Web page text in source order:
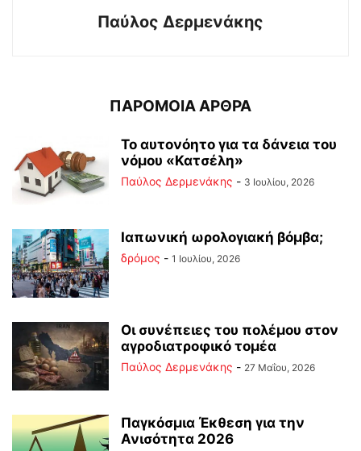
Παύλος Δερμενάκης
ΠΑΡΟΜΟΙΑ ΑΡΘΡΑ
Το αυτονόητο για τα δάνεια του
νόμου «Κατσέλη»
Παύλος Δερμενάκης - 3 Ιουλίου, 2026
Ιαπωνική ωρολογιακή βόμβα;
δρόμος - 1 Ιουλίου, 2026
Οι συνέπειες του πολέμου στoν
αγροδιατροφικό τομέα
Παύλος Δερμενάκης - 27 Μαΐου, 2026
Παγκόσμια Έκθεση για την
Ανισότητα 2026